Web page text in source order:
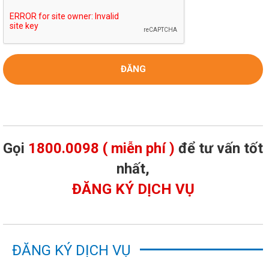
Gọi 1800.0098 ( miễn phí ) để tư vấn tốt
nhất,
ĐĂNG KÝ DỊCH VỤ
ĐĂNG KÝ DỊCH VỤ